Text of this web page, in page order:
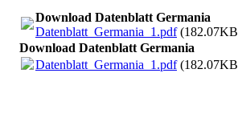
Download Datenblatt Germania
Datenblatt_Germania_1.pdf
Download Datenblatt Germania
Datenblatt_Germania_1.pdf